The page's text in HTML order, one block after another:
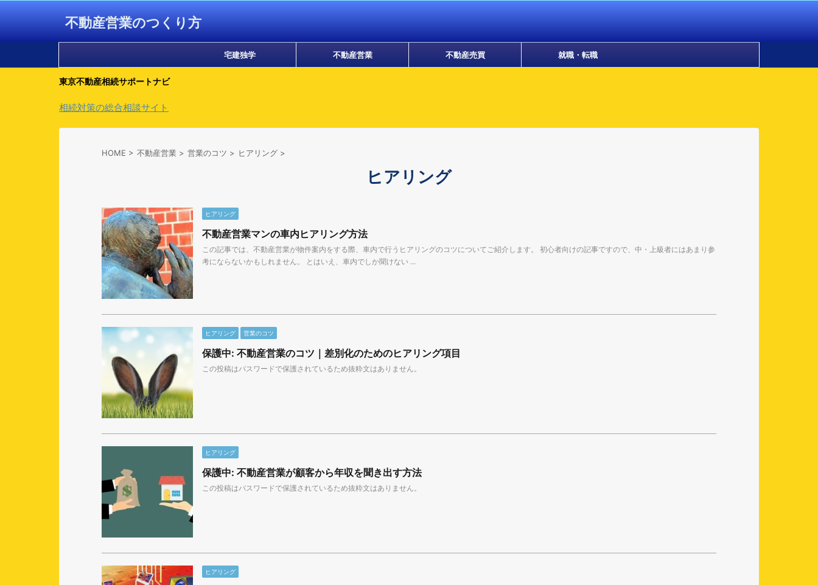
不動産営業のつくり方
宅建独学 不動産営業 不動産売買 就職・転職
東京不動産相続サポートナビ
相続対策の総合相談サイト
HOME > 不動産営業 > 営業のコツ > ヒアリング >
ヒアリング
ヒアリング
不動産営業マンの車内ヒアリング方法
この記事では、不動産営業が物件案内をする際、車内で行うヒアリングのコツについてご紹介します。 初心者向けの記事ですので、中・上級者にはあまり参
考にならないかもしれません。 とはいえ、車内でしか聞けない ...
ヒアリング 営業のコツ
保護中: 不動産営業のコツ｜差別化のためのヒアリング項目
この投稿はパスワードで保護されているため抜粋文はありません。
ヒアリング
保護中: 不動産営業が顧客から年収を聞き出す方法
この投稿はパスワードで保護されているため抜粋文はありません。
ヒアリング